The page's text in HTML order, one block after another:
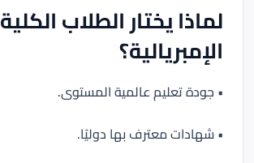
لماذا يختار الطلاب الكلية
الإمبريالية؟
• جودة تعليم عالمية المستوى.
• شهادات معترف بها دوليًا.